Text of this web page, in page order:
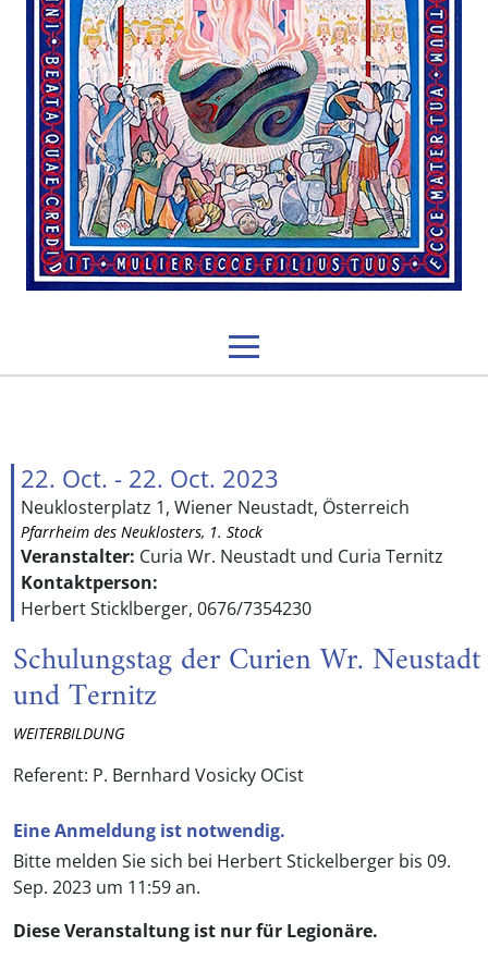
22. Oct. - 22. Oct. 2023
Neuklosterplatz 1, Wiener Neustadt, Österreich
Pfarrheim des Neuklosters, 1. Stock
Veranstalter: Curia Wr. Neustadt und Curia Ternitz
Kontaktperson:
Herbert Sticklberger, 0676/7354230
Schulungstag der Curien Wr. Neustadt
und Ternitz
WEITERBILDUNG
Referent: P. Bernhard Vosicky OCist
Eine Anmeldung ist notwendig.
Bitte melden Sie sich bei Herbert Stickelberger bis 09.
Sep. 2023 um 11:59 an.
Diese Veranstaltung ist nur für Legionäre.